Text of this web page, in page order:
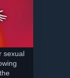
sexual